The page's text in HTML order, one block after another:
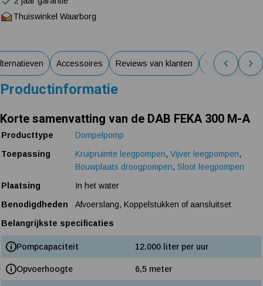
Thuiswinkel Waarborg
Accessoires Reviews van klanten Veelgestelde
Productinformatie
Korte samenvatting van de DAB FEKA 300 M-A
Producttype
Dompelpomp
Toepassing
Kruipruimte leegpompen, Vijver leegpompen,
Bouwplaats droogpompen, Sloot leegpompen
Plaatsing
In het water
Benodigdheden
Afvoerslang, Koppelstukken of aansluitset
Belangrijkste specificaties
Pompcapaciteit 12.000 liter per uur
Opvoerhoogte 6,5 meter